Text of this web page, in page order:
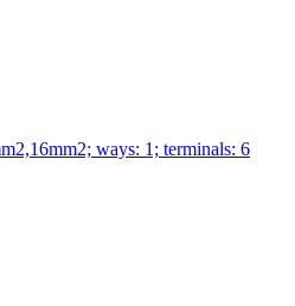
ways: 1; terminals: 6